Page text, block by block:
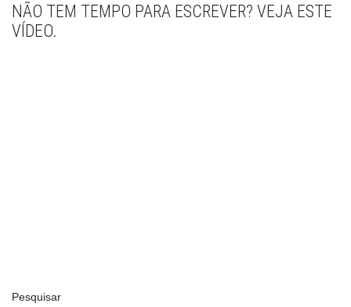
NÃO TEM TEMPO PARA ESCREVER? VEJA ESTE
VÍDEO.
Pesquisar